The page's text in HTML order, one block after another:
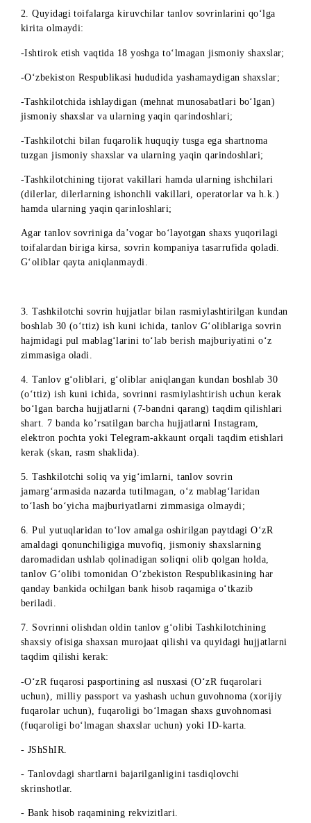
GIVYSBOTVA LIZAONAIR XIZMATLARI HAQIDA
GivysBot
– bu "Ishtirok etish" tugmachasini bosgan
Telegramning tasodifiy akkauntlarini aniqlash uchun bepul
Telegram bot. «UMS» MchJningGivysBotservisiga hech
qanday aloqasi yo‘q, uning serverlari va texnik imkoniyatlari
uchinchi davlatlar hududida joylashgan, «UMS» MChJ
Lizaonair– bu Instagram’da tasodifiy g'oliblarni avtomatik
aniqlash uchun bepul onlayn xizmat. Tashkilotchining
Lizaonair servisiga hech qanday aloqasi yo‘q, ushbu saytning
serverlari va texnik imkoniyatlari uchinchi davlatlar
joylashgan.
SOVRINLARNI OLISH TARTIBI, MUDDATLARI,
JOYLARI VA SHARTLARI
1. Tanlov sovrinini faqat jismoniy shaxs – tanlov G‘olibi
qo‘lga kiritishi mumkin.
2. Quyidagi toifalarga kiruvchilar tanlov sovrinlarini qo‘lga
kirita olmaydi:
-Ishtirok etish vaqtida 18 yoshga to‘lmagan jismoniy
-O‘zbekiston Respublikasi hududida yashamaydigan shaxslar;
-Tashkilotchida ishlaydigan (mehnat munosabatlari bo‘lgan)
-Tashkilotchi bilan fuqarolik huquqiy tusga ega shartnoma
tuzgan jismoniy shaxslar va ularning yaqin qarindoshlari;
-Tashkilotchining tijorat vakillari hamda ularning ishchilari
(dilerlar, dilerlarning ishonchli vakillari, operatorlar va h.k.)
Agar tanlov sovriniga da’vogar bo‘layotgan shaxs yuqorilagi
toifalardan biriga kirsa, sovrin kompaniya tasarrufida qoladi.
G‘oliblar qayta aniqlanmaydi.
3. Tashkilotchi sovrin hujjatlar bilan rasmiylashtirilgan
boshlab 30 (o‘ttiz) ish kuni ichida, tanlov G‘oliblariga
zimmasiga oladi.
4. Tanlov g‘oliblari, g‘oliblar aniqlangan kundan boshlab 30